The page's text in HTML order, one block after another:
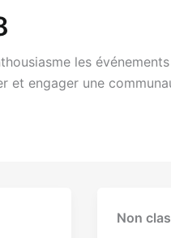
les
et engager une
Non